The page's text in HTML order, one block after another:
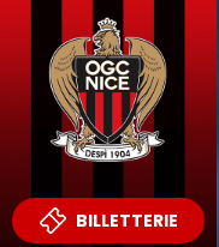
BILLETTERIE